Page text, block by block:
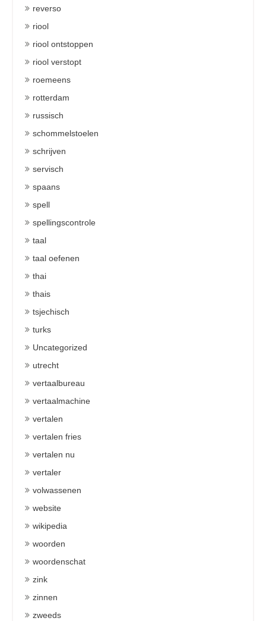
reverso
riool
riool ontstoppen
riool verstopt
roemeens
rotterdam
russisch
schommelstoelen
schrijven
servisch
spaans
spell
spellingscontrole
taal
taal oefenen
thai
thais
tsjechisch
turks
Uncategorized
utrecht
vertaalbureau
vertaalmachine
vertalen
vertalen fries
vertalen nu
vertaler
volwassenen
website
wikipedia
woorden
woordenschat
zink
zinnen
zweeds